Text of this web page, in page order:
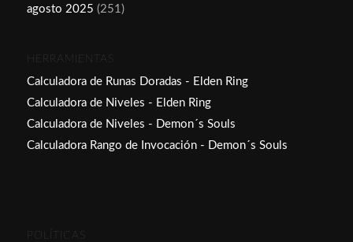
agosto 2025 (251)
HERRAMIENTAS
Calculadora de Runas Doradas - Elden Ring
Calculadora de Niveles - Elden Ring
Calculadora de Niveles - Demon´s Souls
Calculadora Rango de Invocación - Demon´s Souls
POLÍTICAS